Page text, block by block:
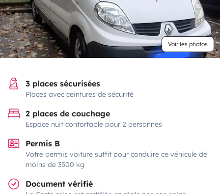
Voir les photos
3 places sécurisées
Places avec ceintures de sécurité
2 places de couchage
Espace nuit confortable pour 2 personnes
Permis B
Votre permis voiture suffit pour conduire ce véhicule de
moins de 3500 kg
Document vérifié